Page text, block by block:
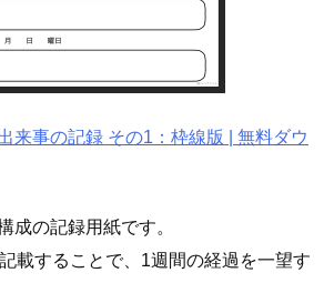
来事の記録 その1：枠線版 | 無料ダウ
成の記録用紙です。
載することで、1週間の経過を一望す